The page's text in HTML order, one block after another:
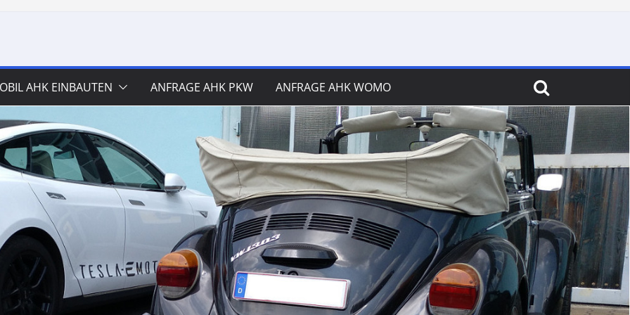
AHK EINBAUTEN ANFRAGE AHK PKW ANFRAGE AHK WOMO